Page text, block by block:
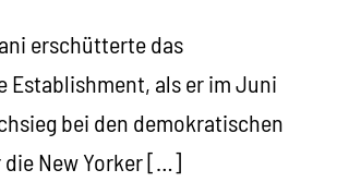
erschütterte das
Establishment, als er im Juni
bei den demokratischen
die New Yorker […]